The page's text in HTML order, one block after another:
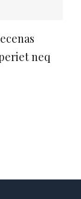
neq